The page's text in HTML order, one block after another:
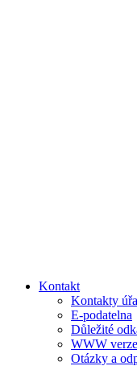
Kontakt
Kontakty
E-podatelna
Důležité
WWW
Otázky a